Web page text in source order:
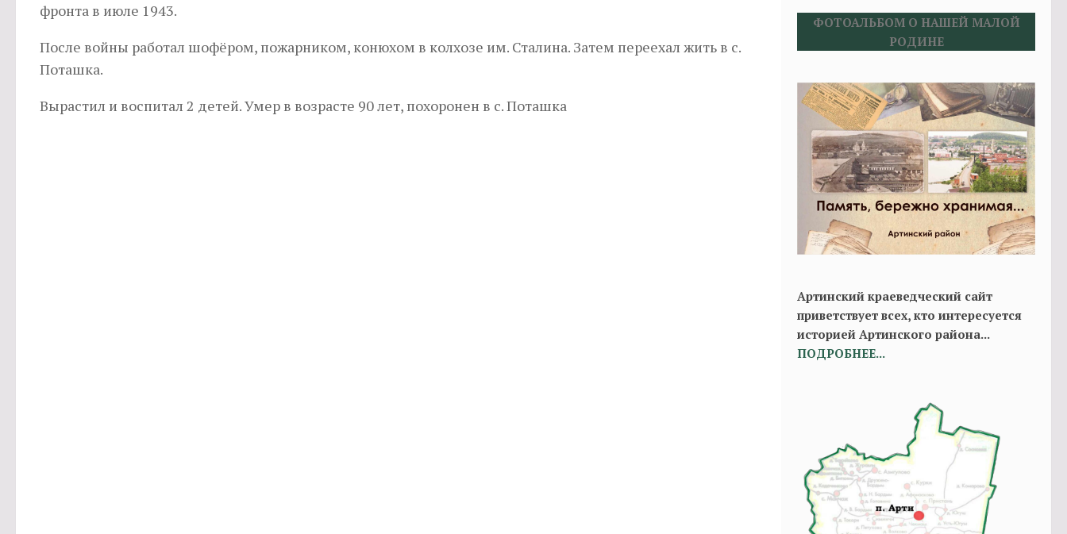
фронта в июле 1943.
После войны работал шофёром, пожарником, конюхом в колхозе им. Сталина. Затем переехал жить в с.
Поташка.
Вырастил и воспитал 2 детей. Умер в возрасте 90 лет, похоронен в с. Поташка
ФОТОАЛЬБОМ О НАШЕЙ МАЛОЙ
РОДИНЕ
Артинский краеведческий сайт
приветствует всех, кто интересуется
историей Артинского района...
ПОДРОБНЕЕ...